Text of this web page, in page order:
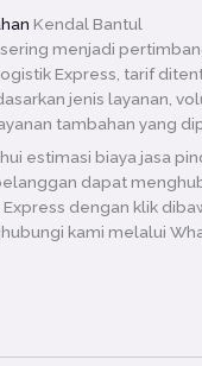
Kendal Bantul
menjadi
Express, tarif
jenis layanan,
tambahan yang
estimasi biaya jasa
dapat
dengan klik
kami melalui